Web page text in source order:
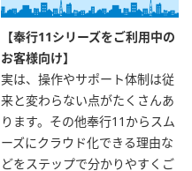
【奉行11シリーズをご利用中の
お客様向け】
実は、操作やサポート体制は従
来と変わらない点がたくさんあ
ります。その他奉行11からスム
ーズにクラウド化できる理由な
どをステップで分かりやすくご